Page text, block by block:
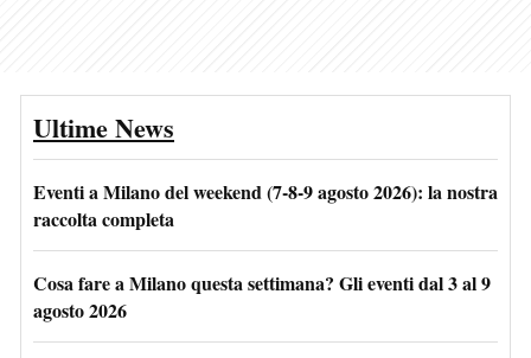
Ultime News
Eventi a Milano del weekend (7-8-9 agosto 2026): la nostra
raccolta completa
Cosa fare a Milano questa settimana? Gli eventi dal 3 al 9
agosto 2026